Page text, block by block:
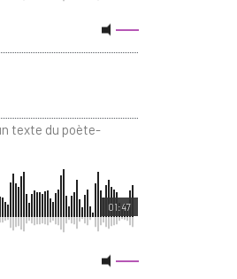
texte du poète-
01:47